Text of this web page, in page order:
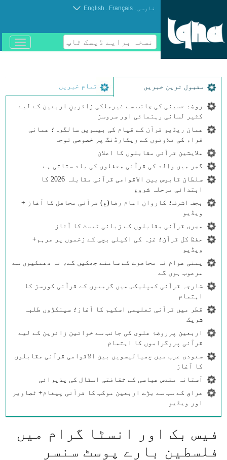
فارسی .
Français
.
English
نسخہ برایے ڈیسک ٹاپ
باز
و
مقبول ترین خبریں تمام خبریں
روضۂ حسینی کی جانب سے غیرملکی زائرینِ اربعین کے لیے
کثیر لسانی رہنمائی اور سروسز
عمان ریڈیو قرآن کے قیام کی بیسویں سالگرہ؛ عمانی
قراء کی تلاوتوں کے ریکارڈنگ پر خصوصی توجہ
ملایشین قرآنی مقابلوں کا اعلان
گھر میں والد کی قرآنی محفلوں کی یاد ستاتی ہے
سلطان قابوس بین الاقوامی قرآنی مقابلہ 2026 کا
ابتدائی مرحلہ شروع
بجف اشرف؛ کاروان امام رضا(ع) قرآنی محافل کا آغاز +
ویڈیو
مصری قرآنی مقابلوں کے زبانی ٹیسٹ کا آغاز
حفظ کل قرآن؛ غزہ کی اکیلی بچی کے زخموں پر مرہم+
ویڈیو
یمنی عوام نہ محاصرے کے سامنے جھکیں گے، نہ دھمکیوں سے
مرعوب ہوں گے
شارجہ قرآنی کمپلیکس میں گرمیوں کے قرآنی کورسز کا
اہتمام
قطر میں قرآنی تعلیمی اسکیم کا آغاز؛ سینکڑوں طلبہ
شریک
اربعین پرروضۂ علوی کی جانب سے خواتین زائرین کے لیے
قرآنی پروگراموں کا اہتمام
سعودی عرب میں چھیالیسویں بین الاقوامی قرآنی مقابلوں
کا آغاز
آستانہ مقدس عباسی کے ثقافتی اسٹال کی پذیرائی
عراق کے سب سے بڑے اربعین موکب کا قرآنی پیغام+ ٹصاویر
اور ویڈیو
فیس بک اور انسٹا گرام میں
فلسطین بارے پوسٹ سنسر